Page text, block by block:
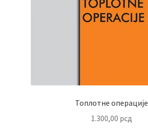
Топлотне операције
1.300,00 рсд